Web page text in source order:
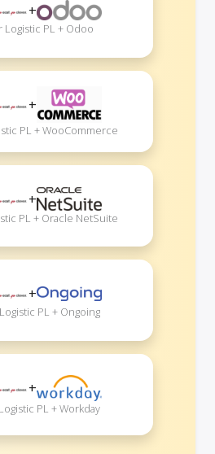
+
Logistic PL + Odoo
+
PL + WooCommerce
+
PL + Oracle NetSuite
+
PL + Ongoing
+
PL + Workday